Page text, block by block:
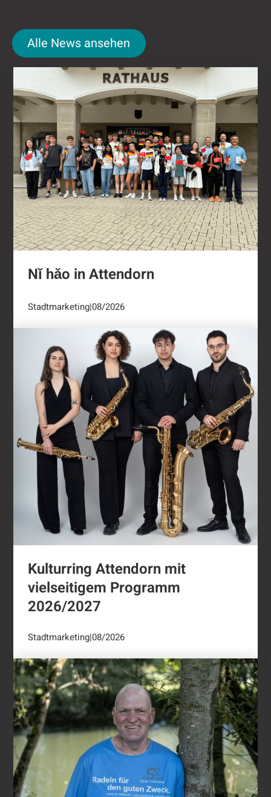
Alle News ansehen
Alle News ansehen
Nǐ hǎo in Attendorn
Nǐ hǎo in Attendorn
Stadtmarketing|08/2026
Kulturring Attendorn mit vielseitigem
Kulturring Attendorn mit
vielseitigem Programm
2026/2027
Stadtmarketing|08/2026
"Oli radelt"...nach Attendorn